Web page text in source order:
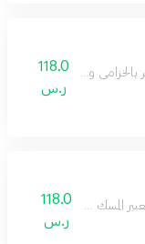
والأخشاب لانتعاش
118.0
ر.س
المسك والياسمين118.0
ر.س